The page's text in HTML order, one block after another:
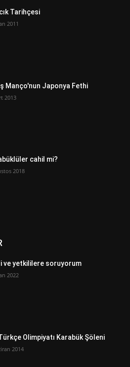
Tarihçesi
2011
Manço'nun Japonya Fethi
2013
cahil mi?
2018
ve yetkililere soruyorum
2022
Olimpiyatı Karabük Şöleni
2014